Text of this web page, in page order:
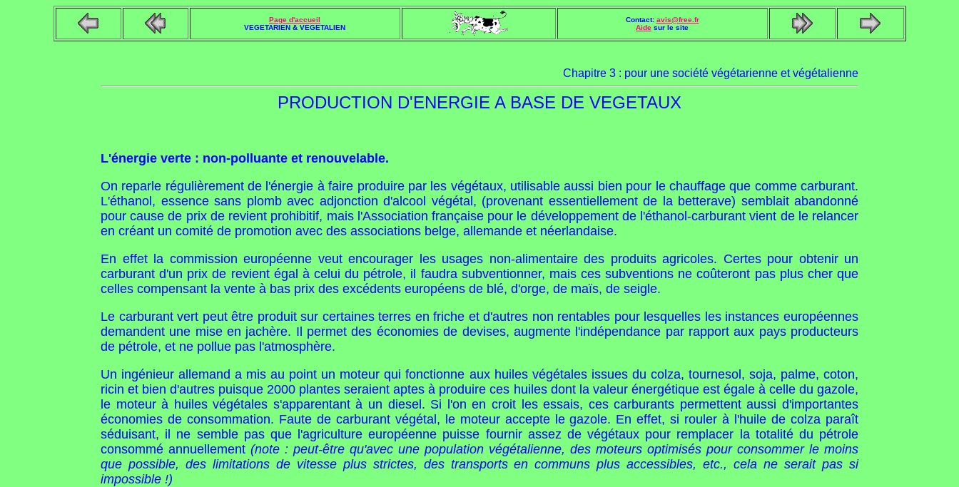
Page d'accueil
VEGETARIEN & VEGETALIEN
Contact: avis@free.fr
Aide sur le site
Chapitre 3 : pour une société végétarienne et végétalienne
PRODUCTION D'ENERGIE A BASE DE VEGETAUX
L'énergie verte : non-polluante et renouvelable.
On reparle régulièrement de l'énergie à faire produire par les végétaux, utilisable aussi bien pour le chauffage que comme carburant.
L'éthanol, essence sans plomb avec adjonction d'alcool végétal, (provenant essentiellement de la betterave) semblait abandonné
pour cause de prix de revient prohibitif, mais l'Association française pour le développement de l'éthanol-carburant vient de le relancer
en créant un comité de promotion avec des associations belge, allemande et néerlandaise.
En effet la commission européenne veut encourager les usages non-alimentaire des produits agricoles. Certes pour obtenir un
carburant d'un prix de revient égal à celui du pétrole, il faudra subventionner, mais ces subventions ne coûteront pas plus cher que
celles compensant la vente à bas prix des excédents européens de blé, d'orge, de maïs, de seigle.
Le carburant vert peut être produit sur certaines terres en friche et d'autres non rentables pour lesquelles les instances européennes
demandent une mise en jachère. Il permet des économies de devises, augmente l'indépendance par rapport aux pays producteurs
de pétrole, et ne pollue pas l'atmosphère.
Un ingénieur allemand a mis au point un moteur qui fonctionne aux huiles végétales issues du colza, tournesol, soja, palme, coton,
ricin et bien d'autres puisque 2000 plantes seraient aptes à produire ces huiles dont la valeur énergétique est égale à celle du gazole,
le moteur à huiles végétales s'apparentant à un diesel. Si l'on en croit les essais, ces carburants permettent aussi d'importantes
économies de consommation. Faute de carburant végétal, le moteur accepte le gazole. En effet, si rouler à l'huile de colza paraît
séduisant, il ne semble pas que l'agriculture européenne puisse fournir assez de végétaux pour remplacer la totalité du pétrole
consommé annuellement (note : peut-être qu'avec une population végétalienne, des moteurs optimisés pour consommer le moins
que possible, des limitations de vitesse plus strictes, des transports en communs plus accessibles, etc., cela ne serait pas si
impossible !)